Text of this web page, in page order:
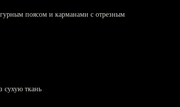
поясом и карманами с отрезным
сухую ткань